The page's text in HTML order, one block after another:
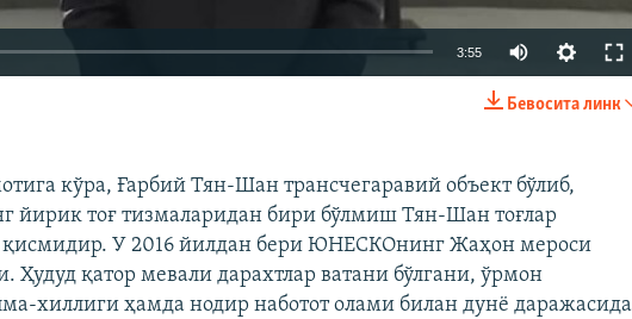
240p 360p 480p
720p 1080p
3:55
720p
1080p
Бевосита линк
кўра, Ғарбий Тян-Шан трансчегаравий объект бўлиб,
йирик тоғ тизмаларидан бири бўлмиш Тян-Шан тоғлар
У 2016 йилдан бери ЮНЕСКОнинг Жаҳон мероси
Ҳудуд қатор мевали дарахтлар ватани бўлгани, ўрмон
хиллиги ҳамда нодир наботот олами билан дунё даражасида